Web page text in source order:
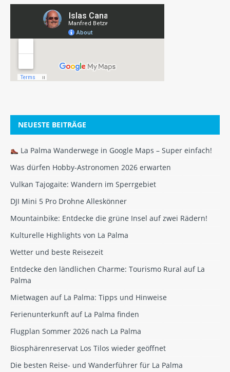
NEUESTE BEITRÄGE
La Palma Wanderwege in Google Maps – Super einfach!
Was dürfen Hobby-Astronomen 2026 erwarten
Vulkan Tajogaite: Wandern im Sperrgebiet
DJI Mini 5 Pro Drohne Alleskönner
Mountainbike: Entdecke die grüne Insel auf zwei Rädern!
Kulturelle Highlights von La Palma
Wetter und beste Reisezeit
Entdecke den ländlichen Charme: Tourismo Rural auf La
Palma
Mietwagen auf La Palma: Tipps und Hinweise
Ferienunterkunft auf La Palma finden
Flugplan Sommer 2026 nach La Palma
Biosphärenreservat Los Tilos wieder geöffnet
Die besten Reise- und Wanderführer für La Palma